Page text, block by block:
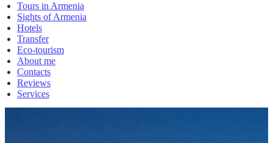
Tours in Armenia
Sights of Armenia
Hotels
Transfer
Eco-tourism
About me
Contacts
Reviews
Services